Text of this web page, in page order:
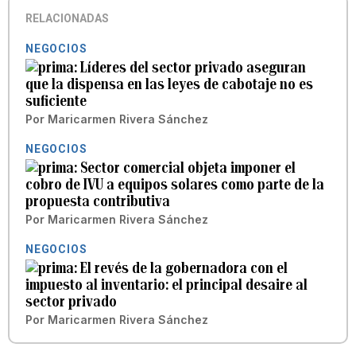
RELACIONADAS
NEGOCIOS
Líderes del sector privado aseguran
que la dispensa en las leyes de cabotaje no es
suficiente
Por Maricarmen Rivera Sánchez
NEGOCIOS
Sector comercial objeta imponer el
cobro de IVU a equipos solares como parte de la
propuesta contributiva
Por Maricarmen Rivera Sánchez
NEGOCIOS
El revés de la gobernadora con el
impuesto al inventario: el principal desaire al
sector privado
Por Maricarmen Rivera Sánchez